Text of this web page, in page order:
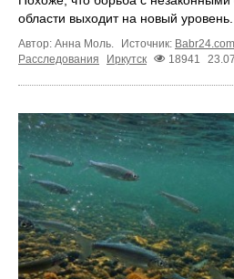
области выходит на новый уровень.
Автор: Анна Моль. Источник: Babr24.com
Расследования
Иркутск 18941